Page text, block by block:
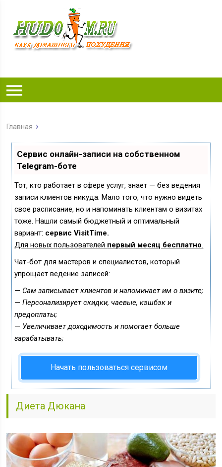
Главная
Сервис онлайн-записи на собственном
Telegram-боте
Тот, кто работает в сфере услуг, знает — без ведения
записи клиентов никуда. Мало того, что нужно видеть
свое расписание, но и напоминать клиентам о визитах
тоже. Нашли самый бюджетный и оптимальный
вариант: сервис VisitTime.
Для новых пользователей первый месяц бесплатно.
Чат-бот для мастеров и специалистов, который
упрощает ведение записей:
— Сам записывает клиентов и напоминает им о визите;
—Персонализирует скидки, чаевые, кэшбэк и
предоплаты;
— Увеличивает доходимость и помогает больше
зарабатывать;
Начать пользоваться сервисом
Диета Дюкана